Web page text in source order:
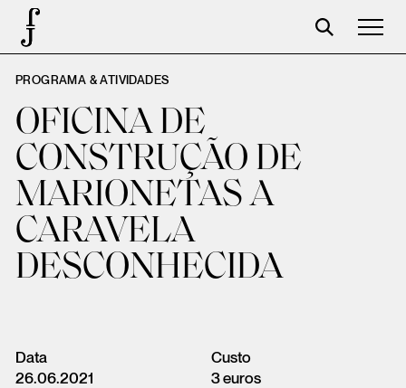
Foundation
Events
The foundation
Partners
Centenary
Store
Login
PROGRAMA & ATIVIDADES
OFICINA DE
CONSTRUÇÃO DE
MARIONETAS A
CARAVELA
DESCONHECIDA
Data
26.06.2021
Custo
3 euros